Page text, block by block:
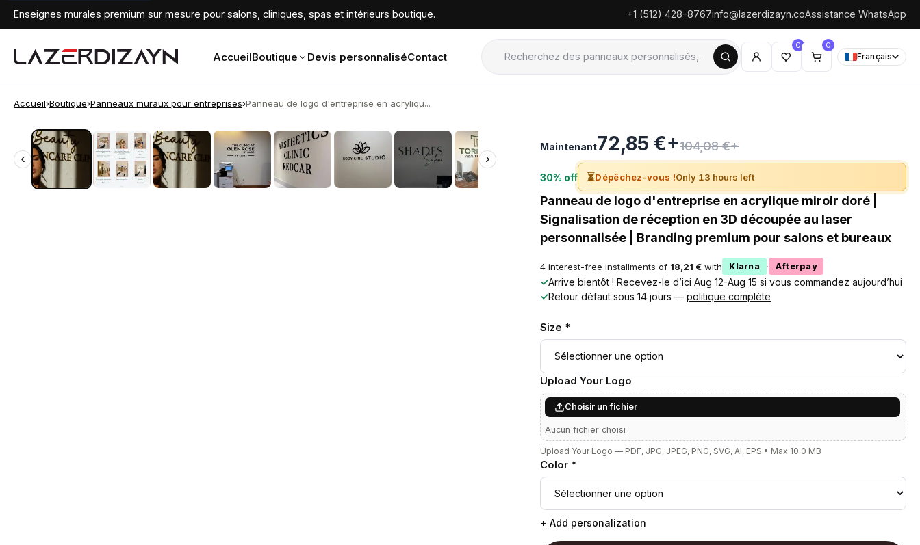
Enseignes murales premium sur mesure pour salons, cliniques, spas et intérieurs boutique. +1 (512) 428-8767info@lazerdizayn.coAssistance WhatsApp
AccueilBoutique Devis personnaliséContact
0 0
Français
Accueil›Boutique›Panneaux muraux pour entreprises›Panneau de logo d'entreprise en acryliqu...
‹ ›
‹ ›
Maintenant72,85 €+104,08 €+
30% off ⏳Dépêchez-vous !Only 13 hours left
Panneau de logo d'entreprise en acrylique miroir doré |
Signalisation de réception en 3D découpée au laser
personnalisée | Branding premium pour salons et bureaux
4 interest-free installments of 18,21 € with Klarna · Afterpay
✓Arrive bientôt ! Recevez-le d’iciAug 12-Aug 15 si vous commandez aujourd’hui
✓Retour défaut sous 14 jours —politique complète
Size *
Upload Your Logo
Choisir un fichier
Aucun fichier choisi
Upload Your Logo — PDF, JPG, JPEG, PNG, SVG, AI, EPS • Max 10.0 MB
Color *
+ Add personalization